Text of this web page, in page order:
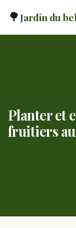
🌳Jardin du
Planter et
fruitiers